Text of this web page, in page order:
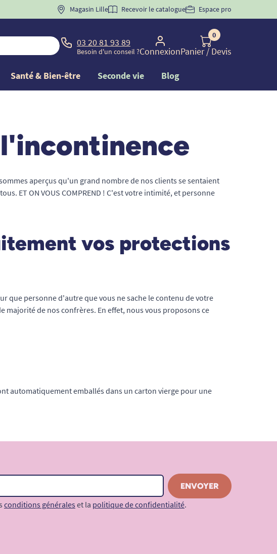
BIENVENUE" pourla 1ère commande d'incontinence
Magasin Lille Recevoir le catalogue Espace pro
03 20 81 93 89
Besoin d'un conseil ?Connexion
0
Panier/ Devis
Santé & Bien-être Seconde vie Blog
aperçus qu'un grand nombre de nos clients se sentaient
ET ON VOUS COMPREND ! C'est votre intimité, et personne
vos protections
que personne d'autre que vous ne sache le contenu de votre
majorité de nos confrères. En effet, nous vous proposons ce
automatiquement emballés dans un carton vierge pour une
conditions générales et la politique de confidentialité.